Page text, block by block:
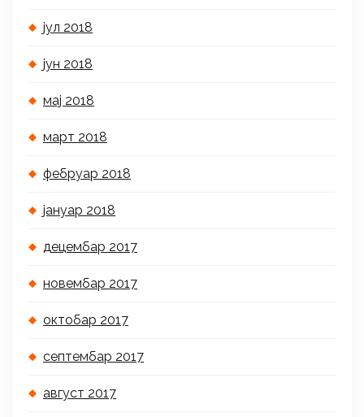
јул 2018
јун 2018
мај 2018
март 2018
фебруар 2018
јануар 2018
децембар 2017
новембар 2017
октобар 2017
септембар 2017
август 2017